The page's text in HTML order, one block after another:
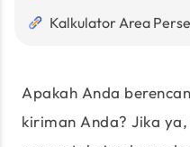
Kalkulator Area
Apakah Anda
kiriman Anda? Jika